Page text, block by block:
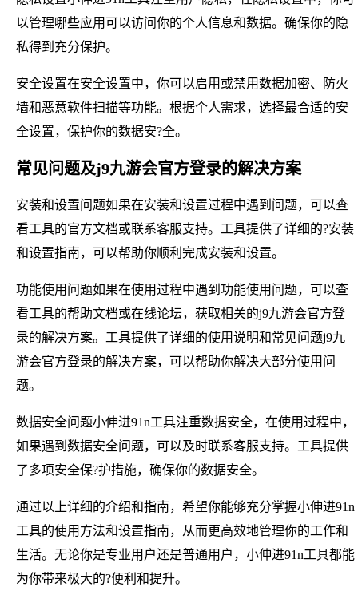
以管理哪些应用可以访问你的个人信息和数据。确保你的隐
私得到充分保护。
安全设置在安全设置中，你可以启用或禁用数据加密、防火
墙和恶意软件扫描等功能。根据个人需求，选择最合适的安
全设置，保护你的数据安?全。
常见问题及j9九游会官方登录的解决方案
安装和设置问题如果在安装和设置过程中遇到问题，可以查
看工具的官方文档或联系客服支持。工具提供了详细的?安装
和设置指南，可以帮助你顺利完成安装和设置。
功能使用问题如果在使用过程中遇到功能使用问题，可以查
看工具的帮助文档或在线论坛，获取相关的j9九游会官方登
录的解决方案。工具提供了详细的使用说明和常见问题j9九
游会官方登录的解决方案，可以帮助你解决大部分使用问
题。
数据安全问题小伸进91n工具注重数据安全，在使用过程中，
如果遇到数据安全问题，可以及时联系客服支持。工具提供
了多项安全保?护措施，确保你的数据安全。
通过以上详细的介绍和指南，希望你能够充分掌握小伸进91n
工具的使用方法和设置指南，从而更高效地管理你的工作和
生活。无论你是专业用户还是普通用户，小伸进91n工具都能
为你带来极大的?便利和提升。